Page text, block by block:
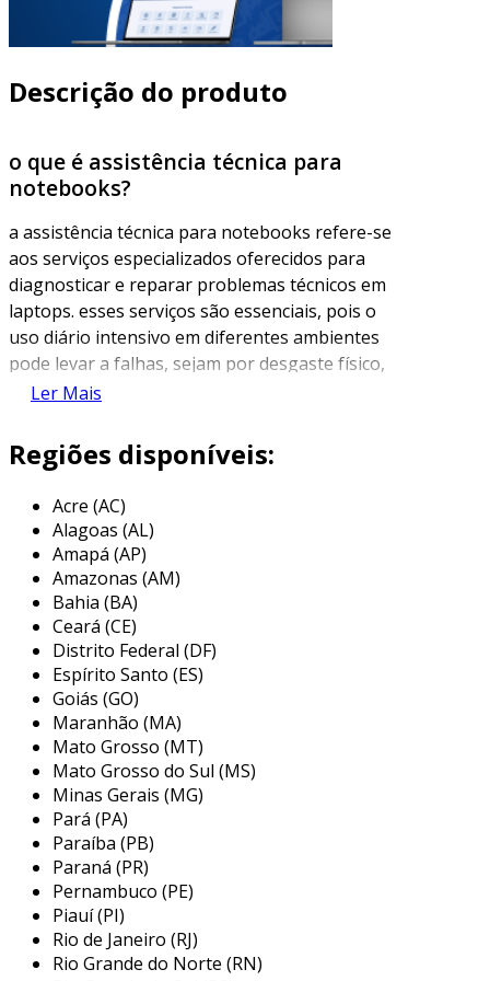
Descrição do produto
o que é assistência técnica para
notebooks?
a assistência técnica para notebooks refere-se
aos serviços especializados oferecidos para
diagnosticar e reparar problemas técnicos em
laptops. esses serviços são essenciais, pois o
uso diário intensivo em diferentes ambientes
pode levar a falhas, sejam por desgaste físico,
problemas de software ou até mesmo quedas
realiza análises detalhadas, detectar falhas e
aplica soluções adequadas para cada tipo de
problema.
além de resolver questões operacionais, a
assistência técnica também pode oferecer
serviços de manutenção preventiva, que visam
evitar futuros problemas. isso pode incluir
limpeza interna e externa do dispositivo,
atualizações de software ou upgrade de
componentes, garantindo que o notebook
funcione de forma otimizada por mais tempo.
principais serviços oferecidos pela
assistência técnica de notebooks
a assistência técnica para notebooks abrange
uma variedade de serviços, cada um voltado
para atender necessidades específicas dos
usuários. estes serviços podem incluir não
apenas reparos após falhas, mas também
manutenções regulares e consultorias sobre as
Ler Mais
Regiões disponíveis:
Acre (AC)
Alagoas (AL)
Amapá (AP)
Amazonas (AM)
Bahia (BA)
Ceará (CE)
Distrito Federal (DF)
Espírito Santo (ES)
Goiás (GO)
Maranhão (MA)
Mato Grosso (MT)
Mato Grosso do Sul (MS)
Minas Gerais (MG)
Pará (PA)
Paraíba (PB)
Paraná (PR)
Pernambuco (PE)
Piauí (PI)
Rio de Janeiro (RJ)
Rio Grande do Norte (RN)